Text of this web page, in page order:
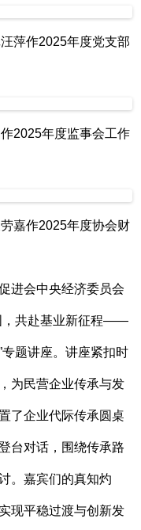
萍作2025年度党支部
2025年度监事会工作
嘉作2025年度协会财
进会中央经济委员会
，共赴基业新征程——
题讲座。讲座紧扣时
为民营企业传承与发
了企业代际传承圆桌
台对话，围绕传承路
。嘉宾们的真知灼
现平稳过渡与创新发